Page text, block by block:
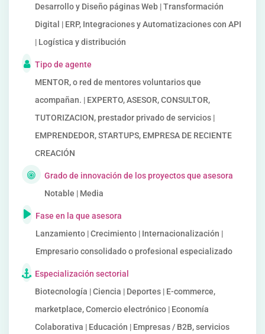
Desarrollo y Diseño páginas Web | Transformación
Digital | ERP, Integraciones y Automatizaciones con API
| Logística y distribución
Tipo de agente
MENTOR, o red de mentores voluntarios que
acompañan. | EXPERTO, ASESOR, CONSULTOR,
TUTORIZACION, prestador privado de servicios |
EMPRENDEDOR, STARTUPS, EMPRESA DE RECIENTE
CREACIÓN
Grado de innovación de los proyectos que asesora
Notable | Media
Fase en la que asesora
Lanzamiento | Crecimiento | Internacionalización |
Empresario consolidado o profesional especializado
Especialización sectorial
Biotecnología | Ciencia | Deportes | E-commerce,
marketplace, Comercio electrónico | Economía
Colaborativa | Educación | Empresas / B2B, servicios